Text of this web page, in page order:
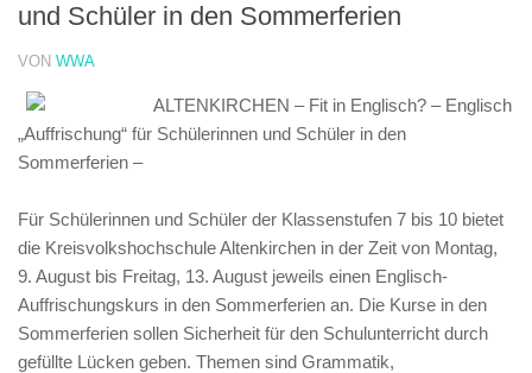
und Schüler in den Sommerferien
VON WWA
ALTENKIRCHEN – Fit in Englisch? – Englisch
„Auffrischung“ für Schülerinnen und Schüler in den
Sommerferien –
Für Schülerinnen und Schüler der Klassenstufen 7 bis 10 bietet
die Kreisvolkshochschule Altenkirchen in der Zeit von Montag,
9. August bis Freitag, 13. August jeweils einen Englisch-
Auffrischungskurs in den Sommerferien an. Die Kurse in den
Sommerferien sollen Sicherheit für den Schulunterricht durch
gefüllte Lücken geben. Themen sind Grammatik,